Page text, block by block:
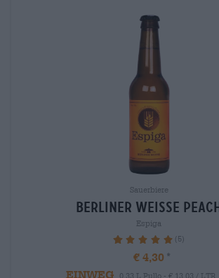
Sauerbiere
berliner weisse
Espiga
100% (5)
€ 4,30
EINWEG
0,33 L Pullo - € 13,03 / LTR